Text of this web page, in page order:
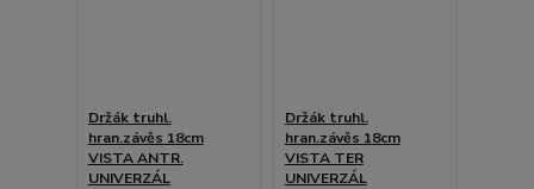
Držák truhl.
hran.závěs 18cm
VISTA ANTR.
UNIVERZÁL
Držák truhl.
hran.závěs 18cm
VISTA TER
UNIVERZÁL